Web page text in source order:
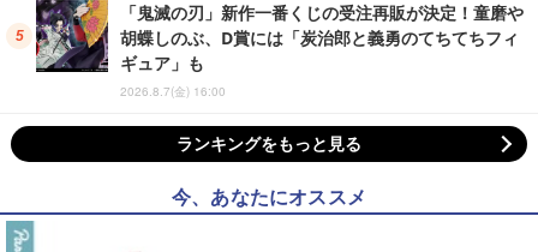
「鬼滅の刃」新作一番くじの受注再販が決定！童磨や
胡蝶しのぶ、D賞には「炭治郎と義勇のてちてちフィ
ギュア」も
2026.8.7(金) 16:00
ランキングをもっと見る
今、あなたにオススメ